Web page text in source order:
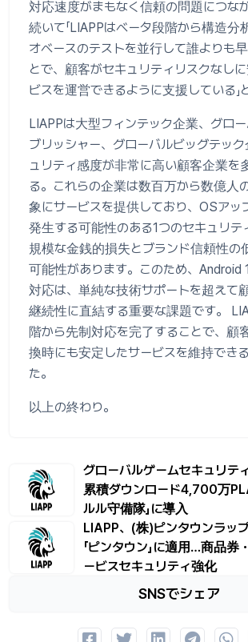
対応速度がまもなく信頼の問題につなが
続いて「LIAPPはベータ段階から構造分
オベースのテストを並行して誰よりも
とで、顧客がセキュリティリスクなし
ビスを運営できるように支援している」
LIAPPは大型フィンテック企業、グロ
ブリッシャー、グローバルビッグテッ
ュリティ感度が非常に高い顧客企業を
る。これらの企業は数百万から数億人
象にサービスを提供しており、OSアッ
発生する可能性のある1つのセキュリテ
規模な金銭的損失とブランド信頼性の
可能性があります。このため、Android
対応は、単純な技術サポートを超えて
継続性に直結する重要な課題です。
階から先制対応を完了することで、顧
換時にも安定したサービスを維持でき
た。
以上の終わり。
グローバルゲームセキュリテ
累積ダウンロード4,700万
ルル守備隊」に導入
LIAPP、(株)ピンタウンラッ
「ピンタウン」に適用…商品
ービスセキュリティ強化
SNSでシェア